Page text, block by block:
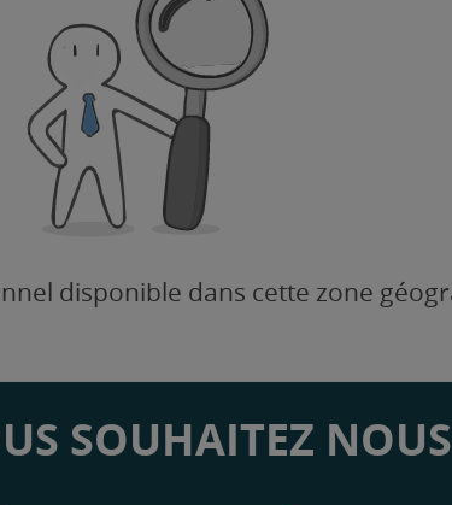
disponible dans cette zone
SOUHAITEZ